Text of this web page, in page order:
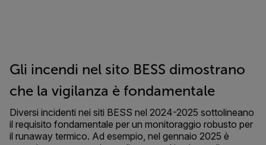
Gli incendi nel sito BESS dimostrano
che la vigilanza è fondamentale
Diversi incidenti nei siti BESS nel 2024-2025 sottolineano
il requisito fondamentale per un monitoraggio robusto per
il runaway termico. Ad esempio, nel gennaio 2025 è